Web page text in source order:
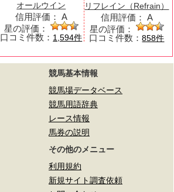
オールウイン
信用評価： A
星の評価：
口コミ件数： 1,594件
リフレイン（Refrain）
信用評価： A
星の評価：
口コミ件数：858件
競馬基本情報
競馬場データベース
競馬用語辞典
レース情報
馬券の説明
その他のメニュー
利用規約
新規サイト調査依頼